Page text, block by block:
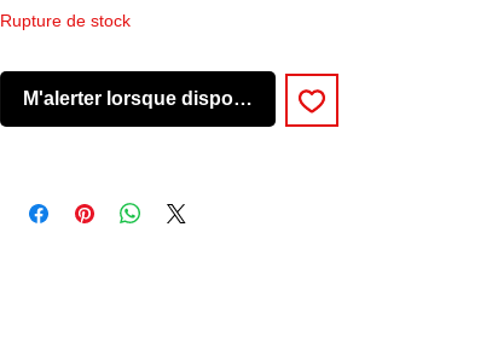
Rupture de stock
M'alerter lorsque disponible